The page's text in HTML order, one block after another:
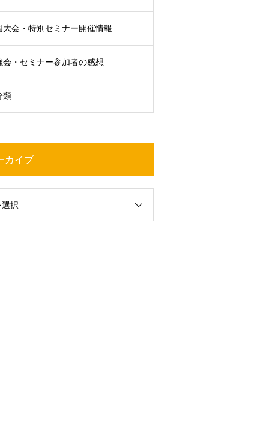
大会・特別セミナー開催情報
会・セミナー参加者の感想
類
カイブ
択